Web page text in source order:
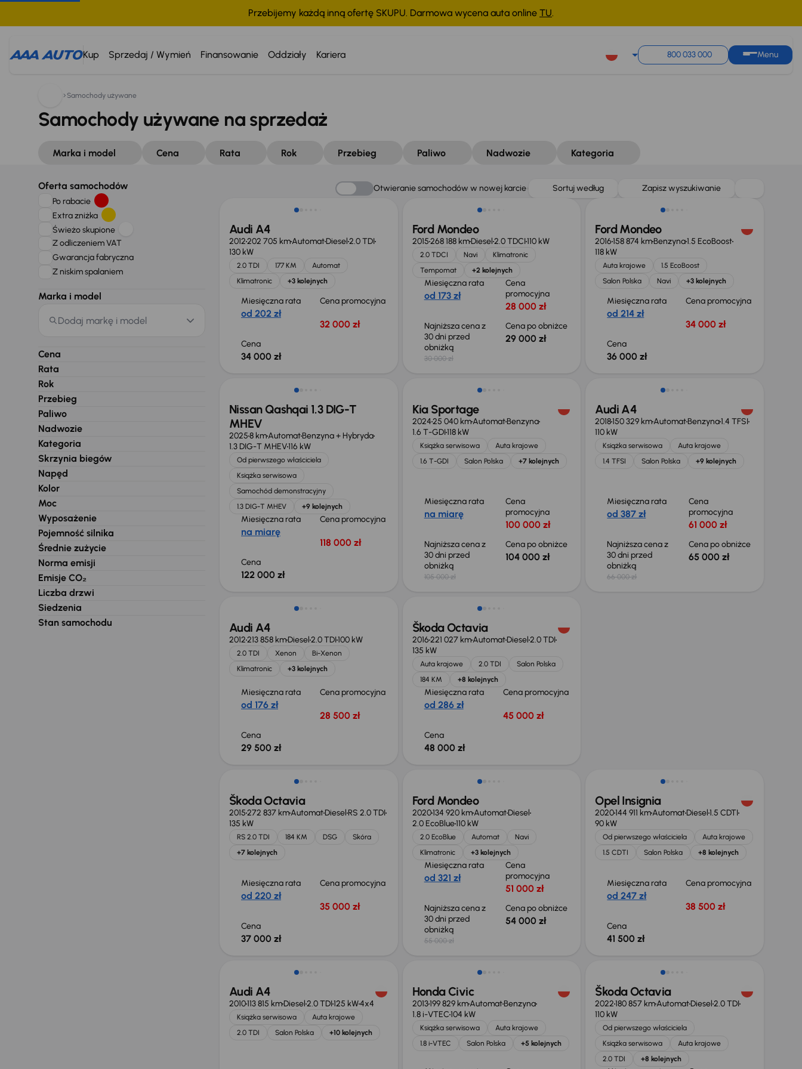
Przebijemy każdą inną ofertę SKUPU. Darmowa wycena auta online TU.
Kup Sprzedaj / Wymień Finansowanie Oddziały Kariera 800 033 000 Menu
Samochody używane
Samochody używane na sprzedaż
Marka i model Cena Rata Rok Przebieg Paliwo Nadwozie Kategoria
Oferta samochodów
Po rabacie
Extra zniżka
Świeżo skupione
Z odliczeniem VAT
Gwarancja fabryczna
Z niskim spalaniem
Marka i model
Dodaj markę i model
Cena
Rata
Rok
Przebieg
Paliwo
Nadwozie
Kategoria
Skrzynia biegów
Napęd
Kolor
Moc
Wyposażenie
Pojemność silnika
Średnie zużycie
Norma emisji
Emisje CO₂
Liczba drzwi
Siedzenia
Stan samochodu
Otwieranie samochodów w nowej karcie Sortuj według Zapisz wyszukiwanie
Audi A4
2012202 705 kmAutomatDiesel2.0 TDI
130 kW
2.0 TDI 177 KM
Automat
Klimatronic
+3 kolejnych
Miesięczna rata
od 202 zł
Cena promocyjna
32 000 zł
Cena
34 000 zł
Taniej o 1 000 zł
Ford Mondeo
2015268 188 kmDiesel2.0 TDCI110 kW
2.0 TDCI Navi
Klimatronic
Tempomat
+2 kolejnych
Miesięczna rata
od 173 zł
Cena
promocyjna
28 000 zł
Najniższa cena z
30 dni przed
obniżką
30 000 zł
Cena po obniżce
29 000 zł
Ford Mondeo
2016158 874 kmBenzyna1.5 EcoBoost
118 kW
Auta krajowe
1.5 EcoBoost
Salon Polska
Navi +3 kolejnych
Miesięczna rata
od 214 zł
Cena promocyjna
34 000 zł
Cena
36 000 zł
Nissan Qashqai 1.3 DIG-T
MHEV
20258 kmAutomatBenzyna + Hybryda
1.3 DIG-T MHEV116 kW
Od pierwszego właściciela
Książka serwisowa
Samochód demonstracyjny
1.3 DIG-T MHEV
+9 kolejnych
Miesięczna rata
na miarę
Cena promocyjna
118 000 zł
Cena
122 000 zł
Taniej o 1 000 zł
Kia Sportage
202425 040 kmAutomatBenzyna
1.6 T-GDI118 kW
Książka serwisowa
Auta krajowe
1.6 T-GDI
Salon Polska +7 kolejnych
Miesięczna rata
na miarę
Cena
promocyjna
100 000 zł
Najniższa cena z
30 dni przed
obniżką
105 000 zł
Cena po obniżce
104 000 zł
Taniej o 1 000 zł
Audi A4
2018150 329 kmAutomatBenzyna1.4 TFSI
110 kW
Książka serwisowa
Auta krajowe
1.4 TFSI
Salon Polska +9 kolejnych
Miesięczna rata
od 387 zł
Cena
promocyjna
61 000 zł
Najniższa cena z
30 dni przed
obniżką
66 000 zł
Cena po obniżce
65 000 zł
Audi A4
2012213 858 kmDiesel2.0 TDI100 kW
2.0 TDI Xenon
Bi-Xenon
Klimatronic
+3 kolejnych
Miesięczna rata
od 176 zł
Cena promocyjna
28 500 zł
Cena
29 500 zł
Škoda Octavia
2016221 027 kmAutomatDiesel2.0 TDI
135 kW
Auta krajowe 2.0 TDI
Salon Polska
184 KM
+8 kolejnych
Miesięczna rata
od 286 zł
Cena promocyjna
45 000 zł
Cena
48 000 zł
Škoda Octavia
2015272 837 kmAutomatDiesel RS 2.0 TDI
135 kW
RS 2.0 TDI 184 KM DSG
Skóra
+7 kolejnych
Miesięczna rata
od 220 zł
Cena promocyjna
35 000 zł
Cena
37 000 zł
Taniej o 1 000 zł
Ford Mondeo
2020134 920 kmAutomatDiesel
2.0 EcoBlue110 kW
2.0 EcoBlue Automat
Navi
Klimatronic
+3 kolejnych
Miesięczna rata
od 321 zł
Cena
promocyjna
51 000 zł
Najniższa cena z
30 dni przed
obniżką
55 000 zł
Cena po obniżce
54 000 zł
Opel Insignia
2020144 911 kmAutomatDiesel1.5 CDTI
90 kW
Od pierwszego właściciela
Auta krajowe
1.5 CDTI
Salon Polska +8 kolejnych
Miesięczna rata
od 247 zł
Cena promocyjna
38 500 zł
Cena
41 500 zł
Audi A4
2010113 815 kmDiesel2.0 TDI125 kW4x4
Książka serwisowa
Auta krajowe
2.0 TDI
Salon Polska +10 kolejnych
Taniej o 500 zł
Honda Civic
2013199 829 kmAutomatBenzyna
1.8 i-VTEC104 kW
Książka serwisowa
Auta krajowe
1.8 i-VTEC
Salon Polska +5 kolejnych
Świeżo skupione
Škoda Octavia
2022180 857 kmAutomatDiesel2.0 TDI
110 kW
Od pierwszego właściciela
Książka serwisowa
Auta krajowe
2.0 TDI
+8 kolejnych